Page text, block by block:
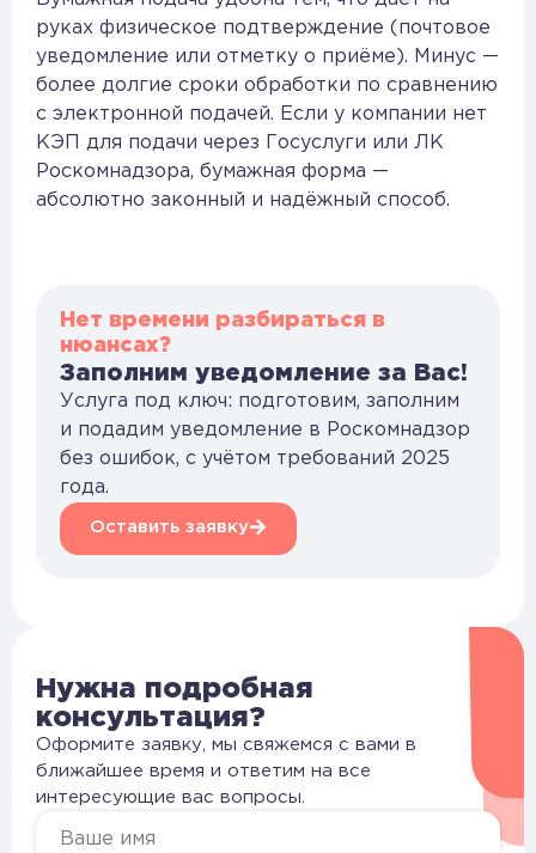
руках физическое подтверждение (почтовое
уведомление или отметку о приёме). Минус —
более долгие сроки обработки по сравнению
с электронной подачей. Если у компании нет
КЭП для подачи через Госуслуги или ЛК
Роскомнадзора, бумажная форма —
абсолютно законный и надёжный способ.
Нет времени разбираться в
нюансах?
Заполним уведомление за Вас!
Услуга под ключ: подготовим, заполним
и подадим уведомление в Роскомнадзор
без ошибок, с учётом требований 2025
года.
Оставить заявку
Нужна подробная
консультация?
Оформите заявку, мы свяжемся с вами в
ближайшее время и ответим на все
интересующие вас вопросы.